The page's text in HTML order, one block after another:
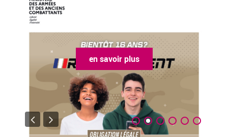
en savoir plus